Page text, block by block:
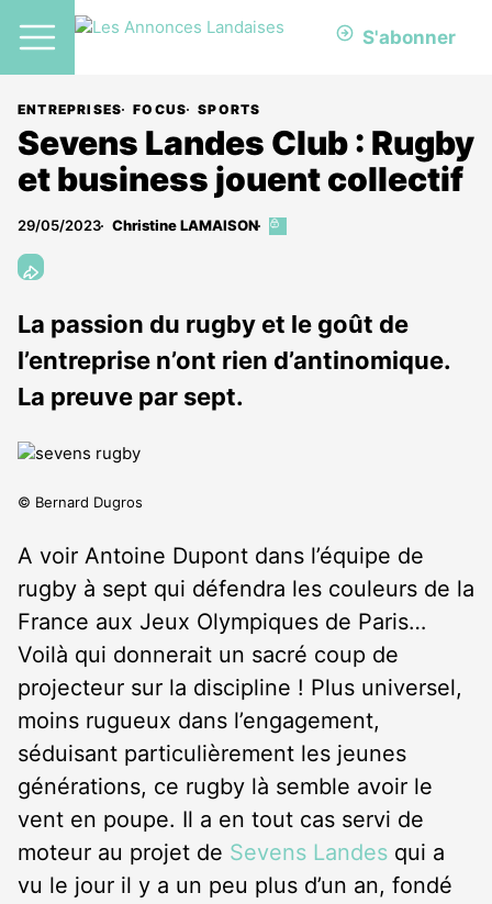
S'abonner
ENTREPRISES FOCUS SPORTS
Sevens Landes Club : Rugby
et business jouent collectif
29/05/2023 Christine LAMAISON
Cet
abonnés
La passion du rugby et le goût de
l’entreprise n’ont rien d’antinomique.
La preuve par sept.
© Bernard Dugros
A voir Antoine Dupont dans l’équipe de
rugby à sept qui défendra les couleurs de la
France aux Jeux Olympiques de Paris…
Voilà qui donnerait un sacré coup de
projecteur sur la discipline ! Plus universel,
moins rugueux dans l’engagement,
séduisant particulièrement les jeunes
générations, ce rugby là semble avoir le
vent en poupe. Il a en tout cas servi de
moteur au projet de Sevens Landes qui a
vu le jour il y a un peu plus d’un an, fondé